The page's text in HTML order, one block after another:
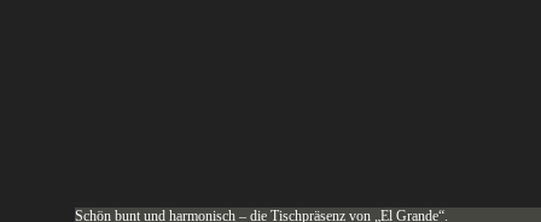
Schön bunt und harmonisch – die Tischpräsenz von „El Grande“.